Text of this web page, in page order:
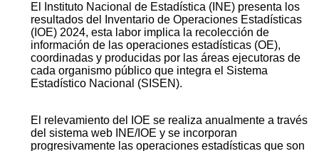
El Instituto Nacional de Estadística (INE) presenta los
resultados del Inventario de Operaciones Estadísticas
(IOE) 2024, esta labor implica la recolección de
información de las operaciones estadísticas (OE),
coordinadas y producidas por las áreas ejecutoras de
cada organismo público que integra el Sistema
Estadístico Nacional (SISEN).
El relevamiento del IOE se realiza anualmente a través
del sistema web INE/IOE y se incorporan
progresivamente las operaciones estadísticas que son